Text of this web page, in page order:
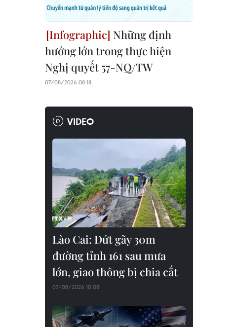
Những định
hướng lớn trong thực hiện
Nghị quyết 57-NQ/TW
07/08/2026 08:18
VIDEO
Lào Cai: Đứt gãy 30m
đường tỉnh 161 sau mưa
lớn, giao thông bị chia cắt
07/08/2026 10:08